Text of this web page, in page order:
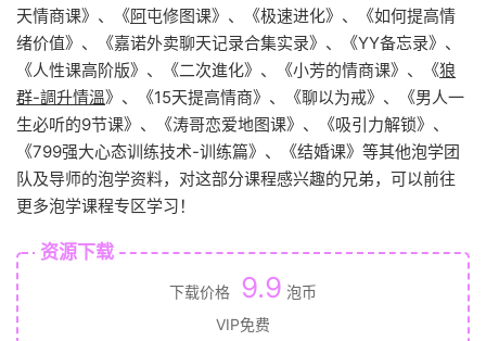
天情商课》、《阿屯修图课》、《极速进化》、《如何提高情
绪价值》、《嘉诺外卖聊天记录合集实录》、《YY备忘录》、
《人性课高阶版》、《二次進化》、《小芳的情商课》、《狼
群-調升情‬溫》、《15天提高情商》、《聊以为戒》、《男人一
生必听的9节课》、《涛哥恋爱地图课》、《吸引力解锁》、
《799强大心态训练技术-训练篇》、《结婚课》等其他泡学团
队及导师的泡学资料，对这部分课程感兴趣的兄弟，可以前往
更多泡学课程专区学习！
资源下载
下载价格 9.9 泡币
VIP免费